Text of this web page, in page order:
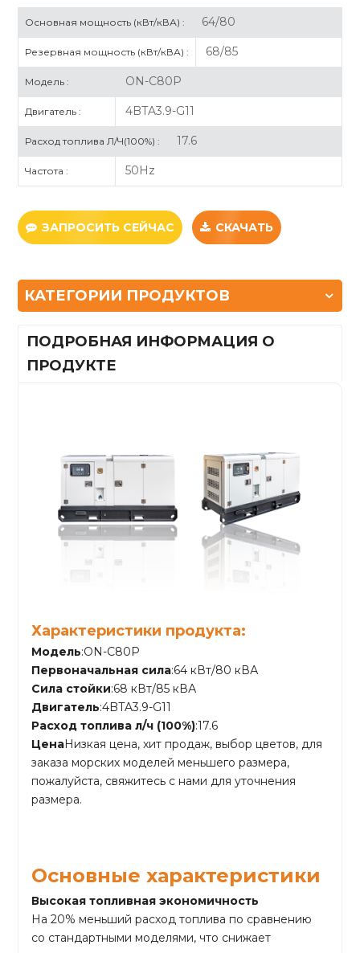
Основная мощность (кВт/кВА) : 64/80
Резервная мощность (кВт/кВА) : 68/85
Модель : ON-C80P
Двигатель : 4BTA3.9-G11
Расход топлива Л/Ч(100%) : 17.6
Частота : 50Hz
ЗАПРОСИТЬ СЕЙЧАС СКАЧАТЬ
КАТЕГОРИИ ПРОДУКТОВ
ПОДРОБНАЯ ИНФОРМАЦИЯ О
ПРОДУКТЕ
Характеристики продукта:
Модель:ON-C80P
Первоначальная сила:64 кВт/80 кВА
Сила стойки:68 кВт/85 кВА
Двигатель:4BTA3.9-G11
Расход топлива л/ч (100%):17.6
ЦенаНизкая цена, хит продаж, выбор цветов, для
заказа морских моделей меньшего размера,
пожалуйста, свяжитесь с нами для уточнения
размера.
Основные характеристики
Высокая топливная экономичность
На 20% меньший расход топлива по сравнению
со стандартными моделями, что снижает